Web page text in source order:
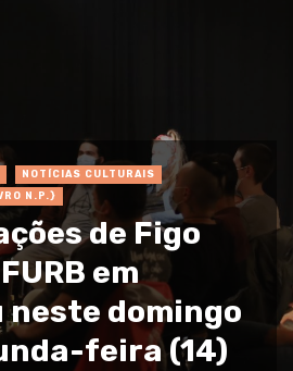
NOTÍCIAS CULTURAIS
N.P.}
de Figo
em
neste domingo
feira (14)